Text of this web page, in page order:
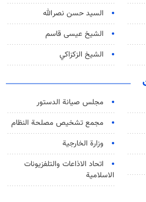
السيد حسن نصرالله
الشيخ عيسى قاسم
الشيخ الزكزاكي
مجلس صيانة الدستور
مجمع تشخيص مصلحة النظام
وزارة الخارجية
اتحاد الاذاعات والتلفزيونات
الاسلامية